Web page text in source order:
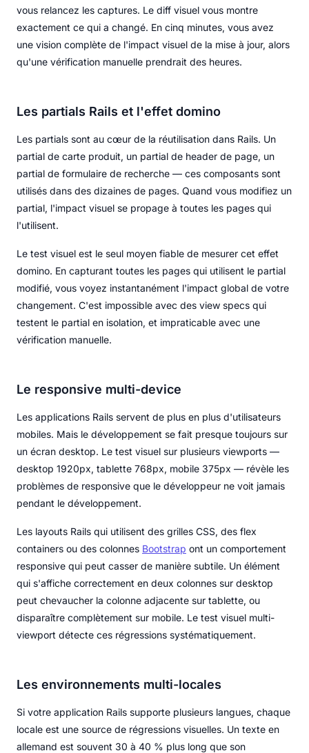
vous relancez les captures. Le diff visuel vous montre
exactement ce qui a changé. En cinq minutes, vous avez
une vision complète de l'impact visuel de la mise à jour, alors
qu'une vérification manuelle prendrait des heures.
Les partials Rails et l'effet domino
Les partials sont au cœur de la réutilisation dans Rails. Un
partial de carte produit, un partial de header de page, un
partial de formulaire de recherche — ces composants sont
utilisés dans des dizaines de pages. Quand vous modifiez un
partial, l'impact visuel se propage à toutes les pages qui
l'utilisent.
Le test visuel est le seul moyen fiable de mesurer cet effet
domino. En capturant toutes les pages qui utilisent le partial
modifié, vous voyez instantanément l'impact global de votre
changement. C'est impossible avec des view specs qui
testent le partial en isolation, et impraticable avec une
vérification manuelle.
Le responsive multi-device
Les applications Rails servent de plus en plus d'utilisateurs
mobiles. Mais le développement se fait presque toujours sur
un écran desktop. Le test visuel sur plusieurs viewports —
desktop 1920px, tablette 768px, mobile 375px — révèle les
problèmes de responsive que le développeur ne voit jamais
pendant le développement.
Les layouts Rails qui utilisent des grilles CSS, des flex
containers ou des colonnes Bootstrap ont un comportement
responsive qui peut casser de manière subtile. Un élément
qui s'affiche correctement en deux colonnes sur desktop
peut chevaucher la colonne adjacente sur tablette, ou
disparaître complètement sur mobile. Le test visuel multi-
viewport détecte ces régressions systématiquement.
Les environnements multi-locales
Si votre application Rails supporte plusieurs langues, chaque
locale est une source de régressions visuelles. Un texte en
allemand est souvent 30 à 40 % plus long que son